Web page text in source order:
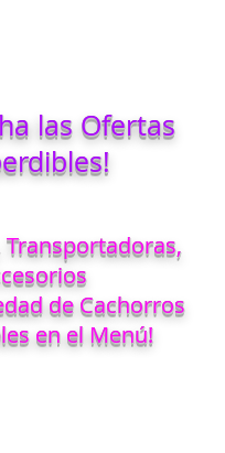
las Ofertas
Transportadoras,
de Cachorros
en el Menú!